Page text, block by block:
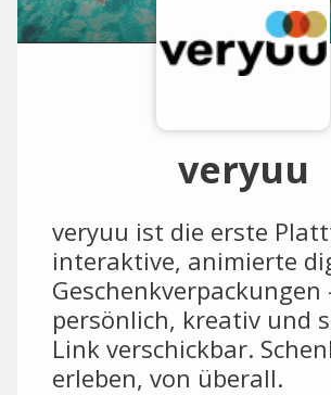
veryuu
veryuu ist die erste
interaktive, animierte
Geschenkverpackungen
persönlich, kreativ und
Link verschickbar.
erleben, von überall.